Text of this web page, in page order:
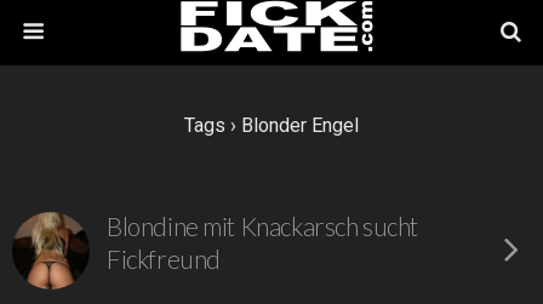
Tags › Blonder Engel
Blondine mit Knackarsch sucht
Fickfreund